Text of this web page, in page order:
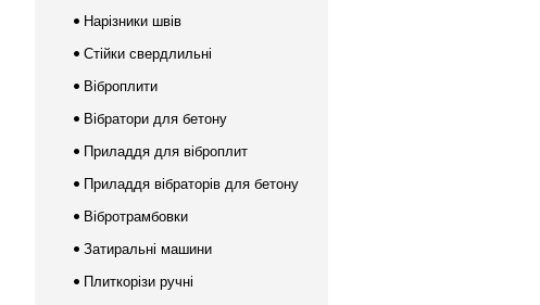
Нарізники швів
Стійки свердлильні
Віброплити
Вібратори для бетону
Приладдя для віброплит
Приладдя вібраторів для бетону
Вібротрамбовки
Затиральні машини
Плиткорізи ручні